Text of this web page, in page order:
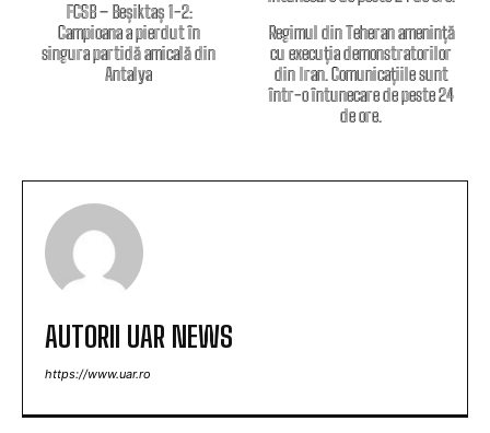
FCSB – Beșiktaș 1-2:
Campioana a pierdut în
singura partidă amicală din
Antalya
Regimul din Teheran amenință
cu execuția demonstratorilor
din Iran. Comunicațiile sunt
într-o întunecare de peste 24
de ore.
AUTORII UAR NEWS
https://www.uar.ro